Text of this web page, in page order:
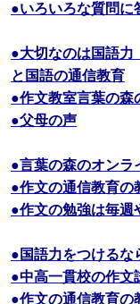
●いろいろな質問に
●大切なのは国語
と国語の通信教育
●作文教室言葉の森
●父母の声
●言葉の森のオンラ
●作文の通信教育
●作文の勉強は毎週
●国語力をつけるな
●中高一貫校の作文
●作文の通信教育